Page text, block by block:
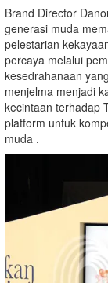
Brand Director
generasi muda
pelestarian
percaya melalui
kesedrahanaan
menjelma menjadi
kecintaan terhadap
platform untuk
muda .